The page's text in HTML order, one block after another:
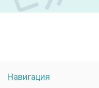
Навигация